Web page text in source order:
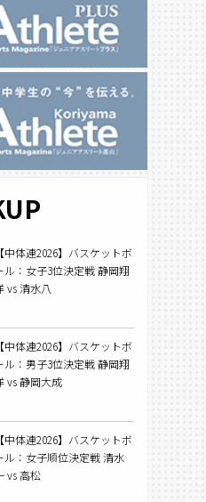
【中体連2026】バスケットボ
ル：女子3位決定戦 静岡翔
vs 清水八
【中体連2026】バスケットボ
ル：男子3位決定戦 静岡翔
vs 静岡大成
【中体連2026】バスケットボ
ル：女子順位決定戦 清水
vs 高松